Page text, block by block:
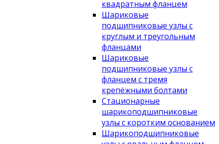
квадратным фланцем
Шариковые
подшипниковые узлы с
круглым и треугольным
фланцами
Шариковые
подшипниковые узлы с
фланцем с тремя
крепёжными болтами
Стационарные
шарикоподшипниковые
узлы с коротким основанием
Шарикоподшипниковые